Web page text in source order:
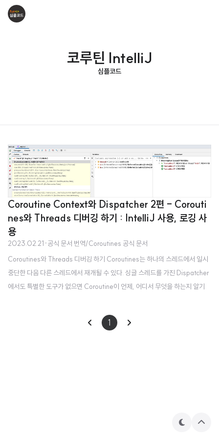
코루틴 IntelliJ
심플코드
Coroutine Context와 Dispatcher 2편 - Corouti
nes와 Threads 디버깅 하기 : IntelliJ 사용, 로깅 사
용
2023.02.21 ·공식 문서 번역/Coroutines 공식 문서
Coroutines와 Threads 디버깅 하기 Coroutines는 하나의 스레드에서 일시
중단한 다음 다른 스레드에서 재개될 수 있다. 싱글 스레드를 가진 Dispatcher
에서도 특별한 도구가 없으면 Coroutine이 언제, 어디서 무엇을 하는지 알기
은 Intellij IDEA에서 Coroutines 디버깅을 간단하게 할 수 있도록 한다. 📍 디
버깅은 kotlinx-coroutines-core 1.3.8 혹은 그 이후 버전에서부터만 동작한
1
테
상